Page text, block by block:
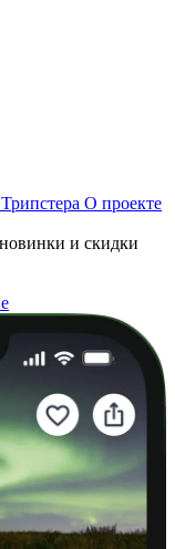
О проекте
и скидки